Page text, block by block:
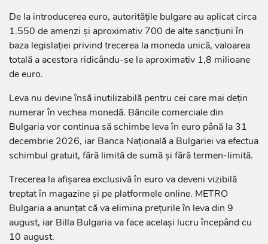
De la introducerea euro, autoritățile bulgare au aplicat circa
1.550 de amenzi și aproximativ 700 de alte sancțiuni în
baza legislației privind trecerea la moneda unică, valoarea
totală a acestora ridicându-se la aproximativ 1,8 milioane
de euro.
Leva nu devine însă inutilizabilă pentru cei care mai dețin
numerar în vechea monedă. Băncile comerciale din
Bulgaria vor continua să schimbe leva în euro până la 31
decembrie 2026, iar Banca Națională a Bulgariei va efectua
schimbul gratuit, fără limită de sumă și fără termen-limită.
Trecerea la afișarea exclusivă în euro va deveni vizibilă
treptat în magazine și pe platformele online. METRO
Bulgaria a anunțat că va elimina prețurile în leva din 9
august, iar Billa Bulgaria va face același lucru începând cu
10 august.